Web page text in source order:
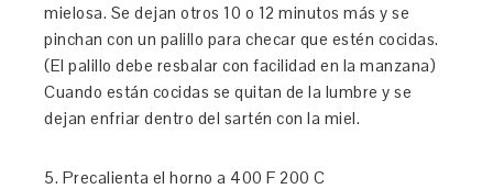
mielosa. Se dejan otros 10 o 12 minutos más y se
pinchan con un palillo para checar que estén cocidas.
(El palillo debe resbalar con facilidad en la manzana)
Cuando están cocidas se quitan de la lumbre y se
dejan enfriar dentro del sartén con la miel.
5. Precalienta el horno a 400 F 200 C